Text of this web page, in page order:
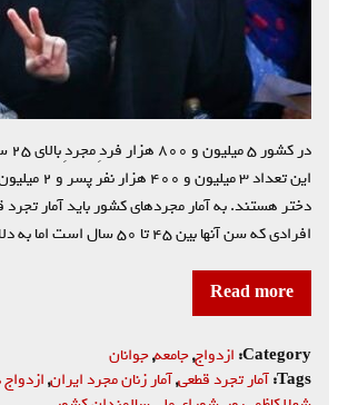
در
دختر هستند. به آمار مجردهای کشور باید آمار تجرد
افرادی که سن آنها بین ۴۵ تا ۵۰ سال است اما به دلایل مختلف […]
Read more
Category: ازدواج,جامعه,جوانان
Tags: آمار تجرد قطعی,آمار زنان مجرد ایران,